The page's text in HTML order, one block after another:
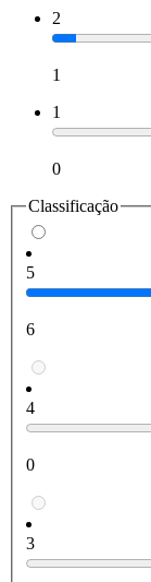
2
1
1
0
Classificação
5
6
4
0
3